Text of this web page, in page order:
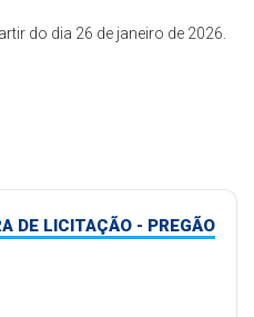
do dia 26 de janeiro de 2026.
DE LICITAÇÃO - PREGÃO